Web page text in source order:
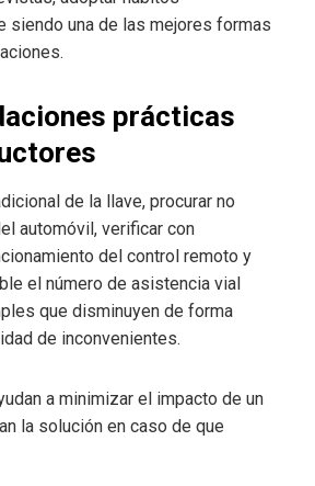
siendo una de las mejores formas
prácticas
de la llave, procurar no
automóvil, verificar con
del control remoto y
el número de asistencia vial
que disminuyen de forma
de inconvenientes.
a minimizar el impacto de un
la solución en caso de que